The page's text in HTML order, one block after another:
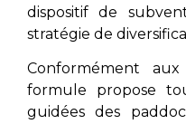
dispositif de
stratégie de
Conformément
formule propose
guidées des